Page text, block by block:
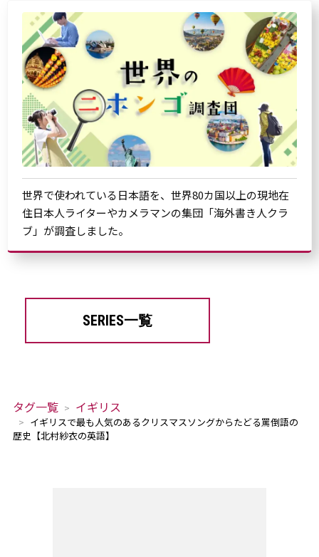
世界で使われている日本語を、世界80カ国以上の現地在
住日本人ライターやカメラマンの集団「海外書き人クラ
ブ」が調査しました。
SERIES一覧
タグ一覧 イギリス
イギリスで最も人気のあるクリスマスソングからたどる罵倒語の
歴史【北村紗衣の英語】